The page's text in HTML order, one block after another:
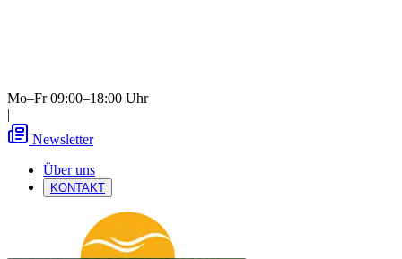
Mo–Fr 09:00–18:00 Uhr
|
Newsletter
Über uns
KONTAKT